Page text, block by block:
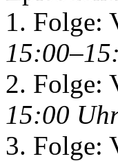
1. Folge:
2. Folge:
15:00
3. Folge: